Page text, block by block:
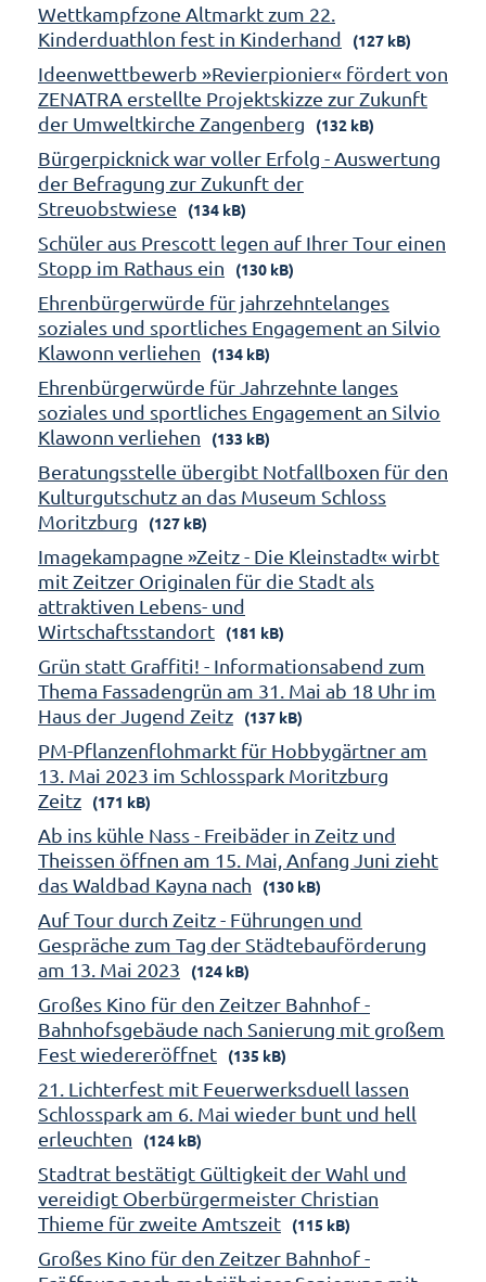
Wettkampfzone Altmarkt zum 22.
Kinderduathlon fest in Kinderhand
(127 kB)
Ideenwettbewerb »Revierpionier« fördert von
ZENATRA erstellte Projektskizze zur Zukunft
der Umweltkirche Zangenberg
(132 kB)
Bürgerpicknick war voller Erfolg - Auswertung
der Befragung zur Zukunft der
Streuobstwiese
(134 kB)
Schüler aus Prescott legen auf Ihrer Tour einen
Stopp im Rathaus ein
(130 kB)
Ehrenbürgerwürde für jahrzehntelanges
soziales und sportliches Engagement an Silvio
Klawonn verliehen
(134 kB)
Ehrenbürgerwürde für Jahrzehnte langes
soziales und sportliches Engagement an Silvio
Klawonn verliehen
(133 kB)
Beratungsstelle übergibt Notfallboxen für den
Kulturgutschutz an das Museum Schloss
Moritzburg
(127 kB)
Imagekampagne »Zeitz - Die Kleinstadt« wirbt
mit Zeitzer Originalen für die Stadt als
attraktiven Lebens- und
Wirtschaftsstandort
(181 kB)
Grün statt Graffiti! - Informationsabend zum
Thema Fassadengrün am 31. Mai ab 18 Uhr im
Haus der Jugend Zeitz
(137 kB)
PM-Pflanzenflohmarkt für Hobbygärtner am
13. Mai 2023 im Schlosspark Moritzburg
Zeitz
(171 kB)
Ab ins kühle Nass - Freibäder in Zeitz und
Theissen öffnen am 15. Mai, Anfang Juni zieht
das Waldbad Kayna nach
(130 kB)
Auf Tour durch Zeitz - Führungen und
Gespräche zum Tag der Städtebauförderung
am 13. Mai 2023
(124 kB)
Großes Kino für den Zeitzer Bahnhof -
Bahnhofsgebäude nach Sanierung mit großem
Fest wiedereröffnet
(135 kB)
21. Lichterfest mit Feuerwerksduell lassen
Schlosspark am 6. Mai wieder bunt und hell
erleuchten
(124 kB)
Stadtrat bestätigt Gültigkeit der Wahl und
vereidigt Oberbürgermeister Christian
Thieme für zweite Amtszeit
(115 kB)
Großes Kino für den Zeitzer Bahnhof -